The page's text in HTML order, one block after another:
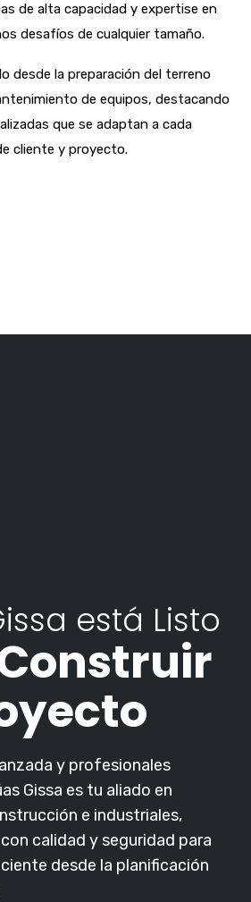
de alta capacidad y expertise en
desafíos de cualquier tamaño.
desde la preparación del terreno
de equipos, destacando
que se adaptan a cada
cliente y proyecto.
está Listo
y profesionales
Gissa es tu aliado en
e industriales,
calidad y seguridad para
desde la planificación